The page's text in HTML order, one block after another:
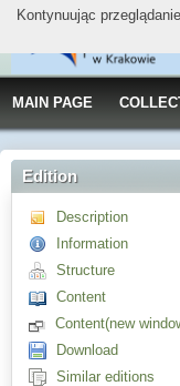
MAIN PAGE
Edition
Description
Information
Structure
Content
Content(new
Download
Similar editions
Kontynuując